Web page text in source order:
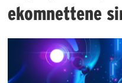
ekomnettene